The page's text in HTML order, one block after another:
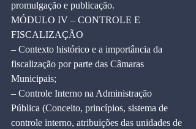
promulgação e publicação.
MÓDULO IV – CONTROLE E
FISCALIZAÇÃO
– Contexto histórico e a importância da
fiscalização por parte das Câmaras
Municipais;
– Controle Interno na Administração
Pública (Conceito, princípios, sistema de
controle interno, atribuições das unidades de